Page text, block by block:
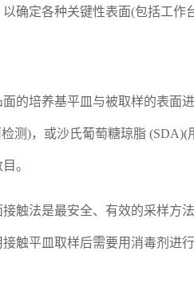
确定各种关键性表面(包括工作
的培养基平皿与被取样的表面
测)，或沙氏葡萄糖琼脂
。
触法是最安全、有效的采样方
触平皿取样后需要用消毒剂进行